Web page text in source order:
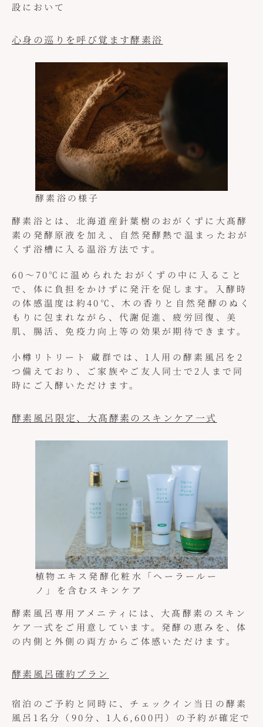
設において
心身の巡りを呼び覚ます酵素浴
酵素浴の様子
酵素浴とは、北海道産針葉樹のおがくずに大髙酵
素の発酵原液を加え、自然発酵熱で温まったおが
くず浴槽に入る温浴方法です。
60〜70℃に温められたおがくずの中に入ること
で、体に負担をかけずに発汗を促します。入酵時
の体感温度は約40℃、木の香りと自然発酵のぬく
もりに包まれながら、代謝促進、疲労回復、美
肌、腸活、免疫力向上等の効果が期待できます。
小樽リトリート 蔵群では、1人用の酵素風呂を2
つ備えており、ご家族やご友人同士で2人まで同
時にご入酵いただけます。
酵素風呂限定、大髙酵素のスキンケア一式
植物エキス発酵化粧水「ヘーラールー
ノ」を含むスキンケア
酵素風呂専用アメニティには、大髙酵素のスキン
ケア一式をご用意しています。発酵の恵みを、体
の内側と外側の両方からご体感いただけます。
酵素風呂確約プラン
宿泊のご予約と同時に、チェックイン当日の酵素
風呂1名分（90分、1人6,600円）の予約が確定で